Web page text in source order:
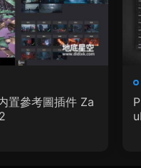
置參考圖插件 Za